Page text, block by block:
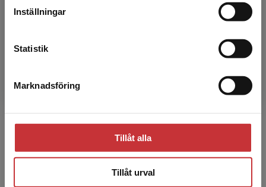
Inställningar
Statistik
Marknadsföring
Tillåt alla
Tillåt urval
särskilt intresserad av att integrera kunskap